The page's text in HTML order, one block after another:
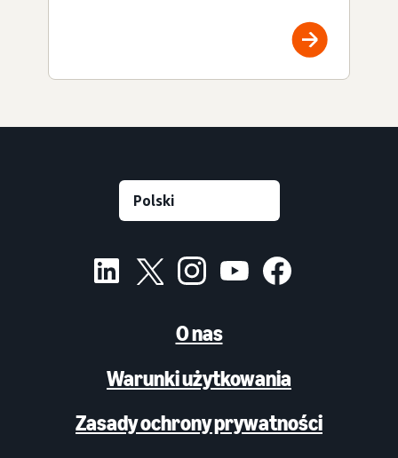
O nas
Warunki użytkowania
Zasady ochrony prywatności